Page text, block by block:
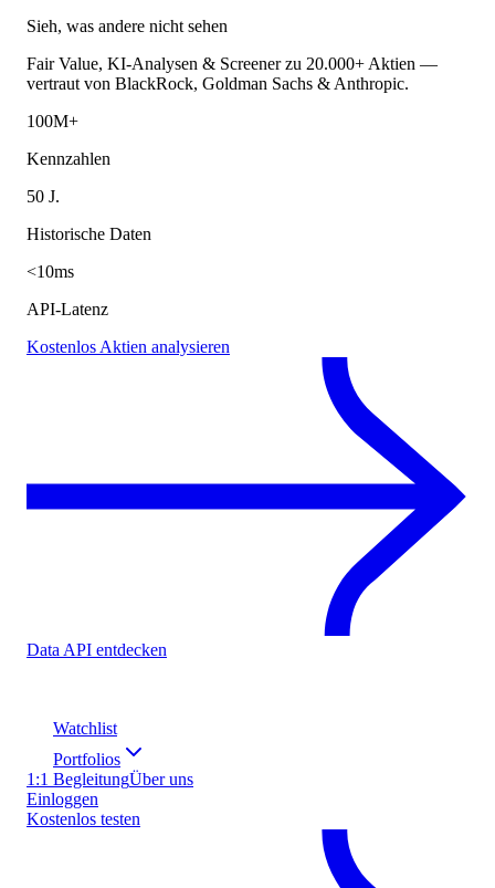
Sieh, was andere nicht sehen
Fair Value, KI-Analysen & Screener zu 20.000+ Aktien —
vertraut von BlackRock, Goldman Sachs & Anthropic.
100M+
Kennzahlen
50 J.
Historische Daten
<10ms
API-Latenz
Kostenlos Aktien analysieren
Data API entdecken
Watchlist
Portfolios
1:1 BegleitungÜber uns
Einloggen
Kostenlos testen